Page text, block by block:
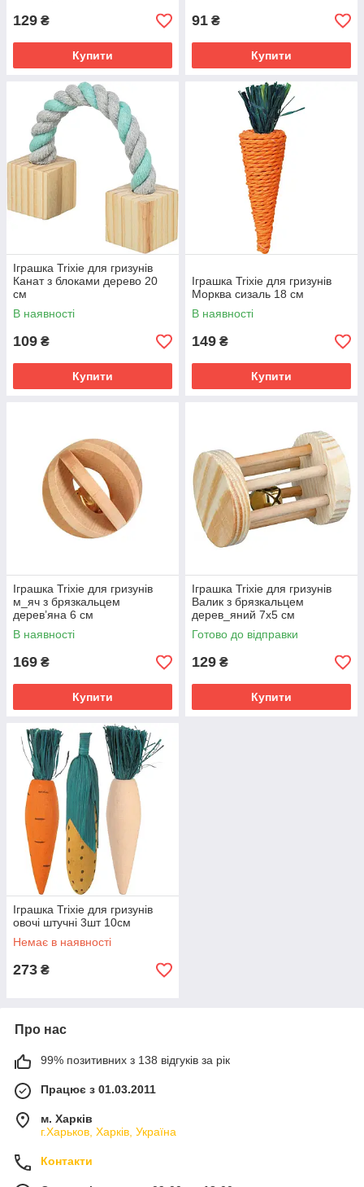
129 ₴
Купити
91 ₴
Купити
Іграшка Trixie для гризунів
Канат з блоками дерево 20
см
В наявності
109 ₴
Купити
Іграшка Trixie для гризунів
Морква сизаль 18 см
В наявності
149 ₴
Купити
Іграшка Trixie для гризунів
м_яч з брязкальцем
дерев’яна 6 см
В наявності
169 ₴
Купити
Іграшка Trixie для гризунів
Валик з брязкальцем
дерев_яний 7х5 см
Готово до відправки
129 ₴
Купити
Іграшка Trixie для гризунів
овочі штучні 3шт 10см
Немає в наявності
273 ₴
Про нас
99% позитивних з 138 відгуків за рік
Працює з 01.03.2011
м. Харків
г.Харьков, Харків, Україна
Контакти